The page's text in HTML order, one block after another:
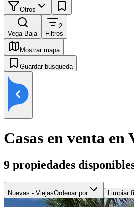
Otros
Vega Baja
2
Filtros
Mostrar mapa
Guardar búsqueda
Casas en venta en
9 propiedades
Nuevas - ViejasOrdenar por Limpiar